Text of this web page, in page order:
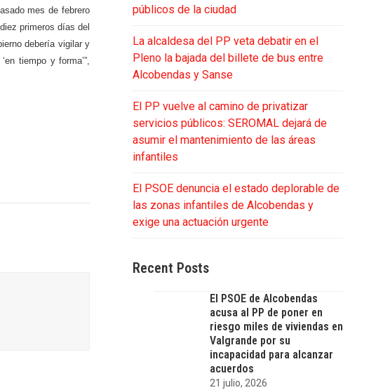
mes de febrero
primeros días del
debería vigilar y
tiempo y forma’”,
públicos de la ciudad
La alcaldesa del PP veta debatir en el
Pleno la bajada del billete de bus entre
Alcobendas y Sanse
El PP vuelve al camino de privatizar
servicios públicos: SEROMAL dejará de
asumir el mantenimiento de las áreas
infantiles
El PSOE denuncia el estado deplorable de
las zonas infantiles de Alcobendas y
exige una actuación urgente
Recent Posts
El PSOE de Alcobendas
acusa al PP de poner en
riesgo miles de viviendas en
Valgrande por su
incapacidad para alcanzar
acuerdos
21 julio, 2026